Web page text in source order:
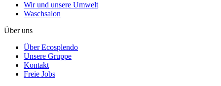
Wir und unsere Umwelt
Waschsalon
Über uns
Über Ecosplendo
Unsere Gruppe
Kontakt
Freie Jobs